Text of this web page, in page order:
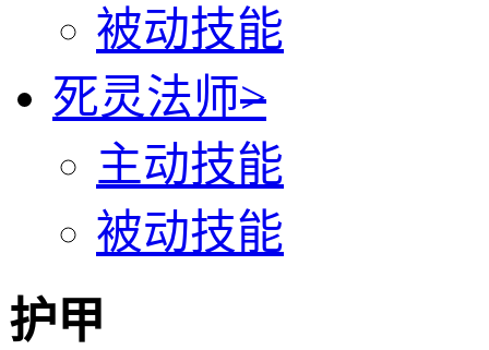
被动技能
死灵法师>
主动技能
被动技能
护甲